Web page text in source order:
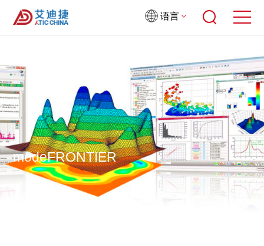
语言
modeFRONTIER